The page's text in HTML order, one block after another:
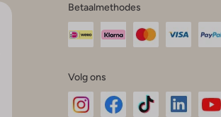
Betaalmethodes
Volg ons